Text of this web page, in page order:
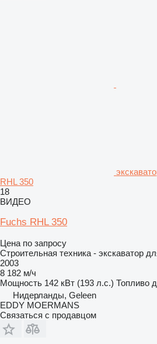
RHL 350
18
ВИДЕО
Fuchs RHL 350
Цена по запросу
Строительная техника - экскаватор
2003
8 182 м/ч
Мощность 142 кВт (193 л.с.) Топливо
Нидерланды, Geleen
EDDY MOERMANS
Связаться с продавцом